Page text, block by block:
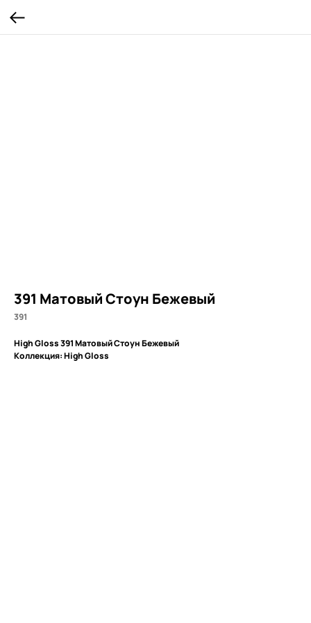
391 Матовый Стоун Бежевый
391
High Gloss 391 Матовый Стоун Бежевый
Коллекция: High Gloss